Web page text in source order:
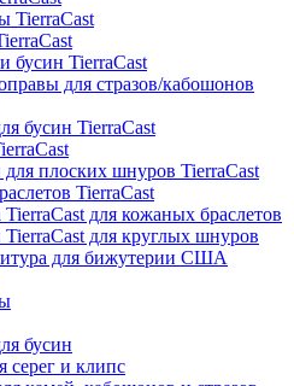
TierraCast
бусин TierraCast
для стразов/кабошонов
бусин TierraCast
плоских шнуров TierraCast
TierraCast
для кожаных браслетов
для круглых шнуров
для бижутерии США
бусин
серег и клипс